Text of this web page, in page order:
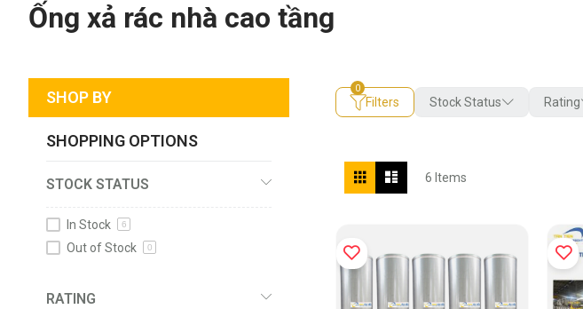
Ống xả rác nhà cao tầng
Filters Stock Status Rating
View
as
Grid 6 Items
SHOP BY
SHOPPING OPTIONS
STOCK STATUS
In Stock 6
Out of Stock 0
RATING